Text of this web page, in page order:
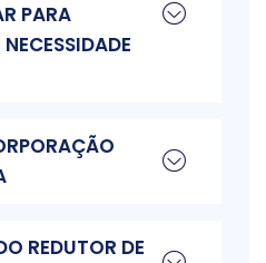
PARA
REDUTOR DE